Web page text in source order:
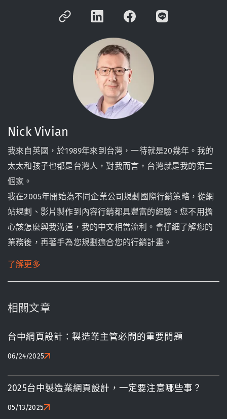
Nick Vivian
我來自英國，於1989年來到台灣，一待就是20幾年。我的
太太和孩子也都是台灣人，對我而言，台灣就是我的第二
個家。
我在2005年開始為不同企業公司規劃國際行銷策略，從網
站規劃、影片製作到內容行銷都具豐富的經驗。您不用擔
心該怎麼與我溝通，我的中文相當流利。會仔細了解您的
業務後，再著手為您規劃適合您的行銷計畫。
了解更多
相關文章
台中網頁設計：製造業主管必問的重要問題
06/24/2025
2025台中製造業網頁設計，一定要注意哪些事？
05/13/2025